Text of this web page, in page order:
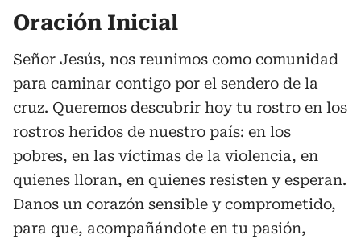
Oración Inicial
Señor Jesús, nos reunimos como comunidad
para caminar contigo por el sendero de la
cruz. Queremos descubrir hoy tu rostro en los
rostros heridos de nuestro país: en los
pobres, en las víctimas de la violencia, en
quienes lloran, en quienes resisten y esperan.
Danos un corazón sensible y comprometido,
para que, acompañándote en tu pasión,